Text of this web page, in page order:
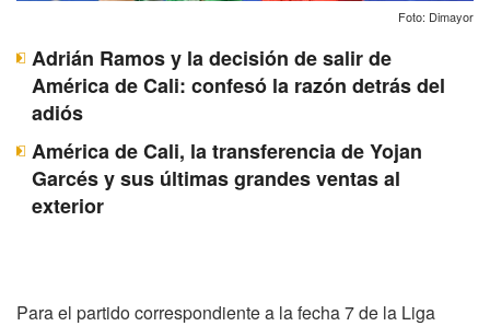
Foto: Dimayor
Adrián Ramos y la decisión de salir de
América de Cali: confesó la razón detrás del
adiós
América de Cali, la transferencia de Yojan
Garcés y sus últimas grandes ventas al
exterior
Para el partido correspondiente a la fecha 7 de la Liga